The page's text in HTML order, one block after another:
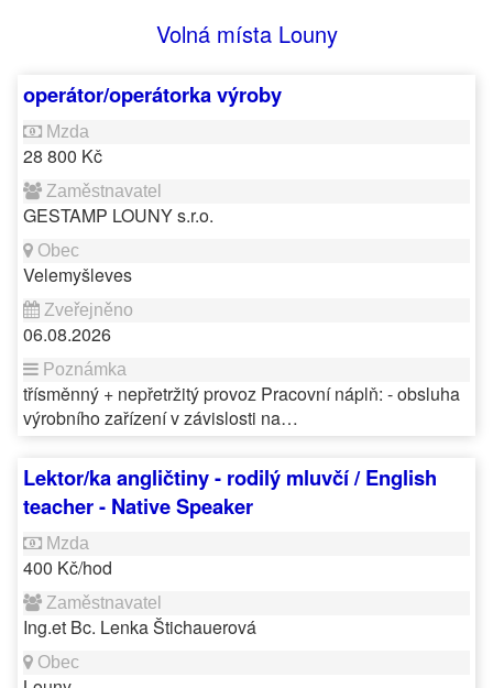
Volná místa Louny
operátor/operátorka výroby
28 800 Kč
GESTAMP LOUNY s.r.o.
Velemyšleves
06.08.2026
třísměnný + nepřetržitý provoz Pracovní náplň: - obsluha
výrobního zařízení v závislosti na…
Lektor/ka angličtiny - rodilý mluvčí / English
teacher - Native Speaker
400 Kč/hod
Ing.et Bc. Lenka Štichauerová